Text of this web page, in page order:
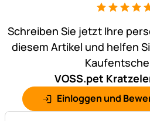
Bewertung:
2
Schreiben Sie jetzt Ihre
diesem Artikel und helfen
VOSS.pet
Einloggen und